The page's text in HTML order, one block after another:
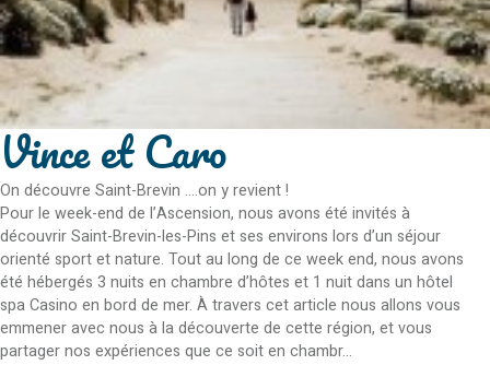
Vince et Caro
On découvre Saint-Brevin ....on y revient !
Pour le week-end de l’Ascension, nous avons été invités à
découvrir Saint-Brevin-les-Pins et ses environs lors d’un séjour
orienté sport et nature. Tout au long de ce week end, nous avons
été hébergés 3 nuits en chambre d’hôtes et 1 nuit dans un hôtel
spa Casino en bord de mer. À travers cet article nous allons vous
emmener avec nous à la découverte de cette région, et vous
partager nos expériences que ce soit en chambr...